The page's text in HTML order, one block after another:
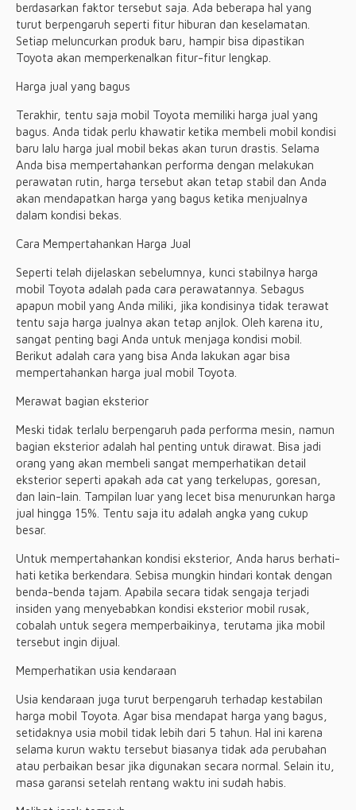
berdasarkan faktor tersebut saja. Ada beberapa hal yang
turut berpengaruh seperti fitur hiburan dan keselamatan.
Setiap meluncurkan produk baru, hampir bisa dipastikan
Toyota akan memperkenalkan fitur-fitur lengkap.
Harga jual yang bagus
Terakhir, tentu saja mobil Toyota memiliki harga jual yang
bagus. Anda tidak perlu khawatir ketika membeli mobil kondisi
baru lalu harga jual mobil bekas akan turun drastis. Selama
Anda bisa mempertahankan performa dengan melakukan
perawatan rutin, harga tersebut akan tetap stabil dan Anda
akan mendapatkan harga yang bagus ketika menjualnya
dalam kondisi bekas.
Cara Mempertahankan Harga Jual
Seperti telah dijelaskan sebelumnya, kunci stabilnya harga
mobil Toyota adalah pada cara perawatannya. Sebagus
apapun mobil yang Anda miliki, jika kondisinya tidak terawat
tentu saja harga jualnya akan tetap anjlok. Oleh karena itu,
sangat penting bagi Anda untuk menjaga kondisi mobil.
Berikut adalah cara yang bisa Anda lakukan agar bisa
mempertahankan harga jual mobil Toyota.
Merawat bagian eksterior
Meski tidak terlalu berpengaruh pada performa mesin, namun
bagian eksterior adalah hal penting untuk dirawat. Bisa jadi
orang yang akan membeli sangat memperhatikan detail
eksterior seperti apakah ada cat yang terkelupas, goresan,
dan lain-lain. Tampilan luar yang lecet bisa menurunkan harga
jual hingga 15%. Tentu saja itu adalah angka yang cukup
besar.
Untuk mempertahankan kondisi eksterior, Anda harus berhati-
hati ketika berkendara. Sebisa mungkin hindari kontak dengan
benda-benda tajam. Apabila secara tidak sengaja terjadi
insiden yang menyebabkan kondisi eksterior mobil rusak,
cobalah untuk segera memperbaikinya, terutama jika mobil
tersebut ingin dijual.
Memperhatikan usia kendaraan
Usia kendaraan juga turut berpengaruh terhadap kestabilan
harga mobil Toyota. Agar bisa mendapat harga yang bagus,
setidaknya usia mobil tidak lebih dari 5 tahun. Hal ini karena
selama kurun waktu tersebut biasanya tidak ada perubahan
atau perbaikan besar jika digunakan secara normal. Selain itu,
masa garansi setelah rentang waktu ini sudah habis.